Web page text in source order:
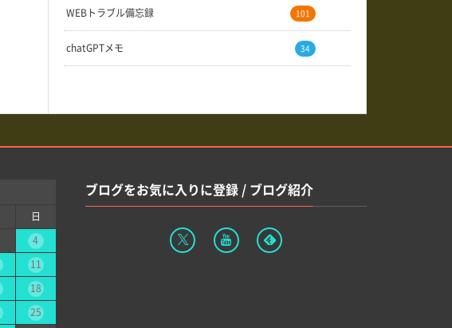
WEBトラブル備忘録 101
chatGPTメモ 34
日
4
11
18
25
ブログをお気に入りに登録 / ブログ紹介